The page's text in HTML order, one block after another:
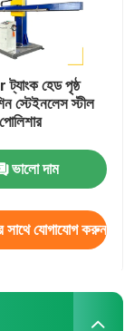
হেড পৃষ্ঠ
স্টেইনলেস স্টীল
ভালো দাম
সাথে যোগাযোগ করুন